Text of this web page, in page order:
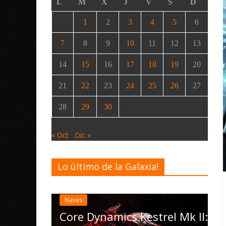
L M X J V S D
1 2 3 4 5 6
7 8 9 10 11 12 13
14 15 16 17 18 19 20
21 22 23 24 25 26 27
28 29 30
« Oct Dic »
Lo último de la Galaxia!
Kestrel Mk II:
Noticias
actualización 4.4.0: llegan
las Operations, el vehículo